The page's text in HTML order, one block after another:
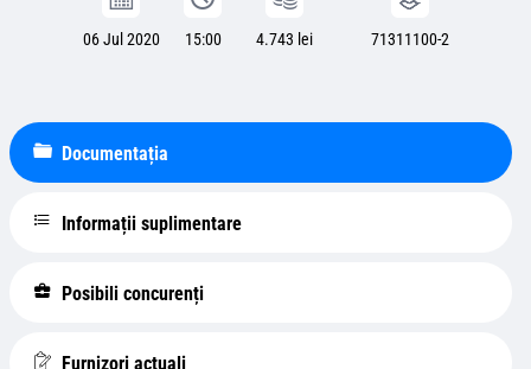
06 Jul 2020 15:00 4.743 lei 71311100-2
Documentația
Informații suplimentare
Posibili concurenți
Furnizori actuali